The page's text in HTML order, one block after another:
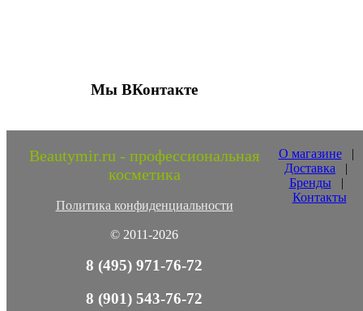
Мы ВКонтакте
Beautymir.ru - профессиональная
косметика
Политика конфиденциальности
© 2011-2026
О магазине|
Доставка |
Бренды |
Контакты
8 (495) 971-76-72
8 (901) 543-76-72